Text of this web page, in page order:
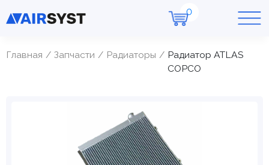
Главная Запчасти Радиаторы
Радиатор ATLAS
COPCO